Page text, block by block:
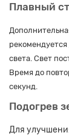
Плавный
света. Свет
Время до
секунд.
Подогрев
Для